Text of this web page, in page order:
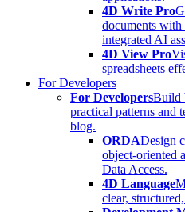
4D Write Pro
documents with
integrated AI
4D View Pro
spreadsheets
For Developers
For DevelopersBuild
practical patterns and
blog.
ORDADesign
object-oriented
Data Access.
4D Language
clear,